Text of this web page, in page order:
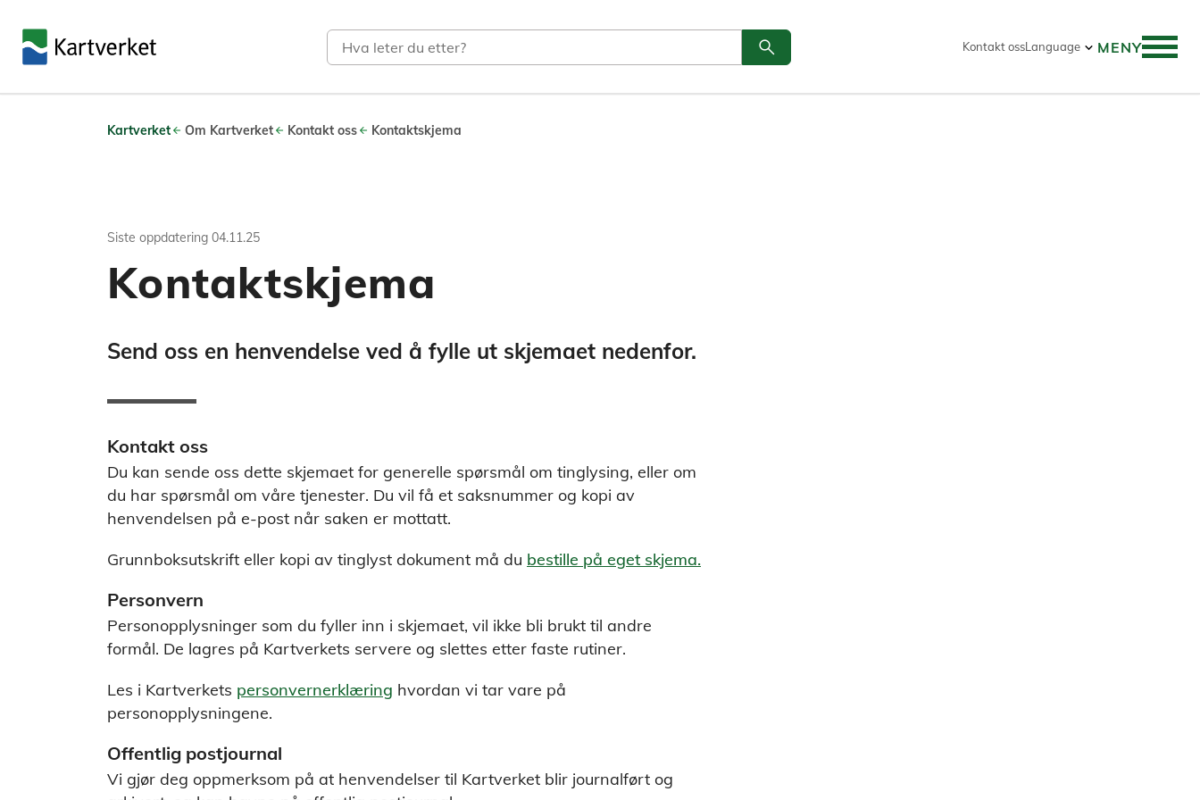
Søk
Søk
search Kontakt ossLanguage MENY
Kartverket Om Kartverket Kontakt oss Kontaktskjema
Siste oppdatering 04.11.25
Kontaktskjema
Send oss en henvendelse ved å fylle ut skjemaet nedenfor.
Kontakt oss
Du kan sende oss dette skjemaet for generelle spørsmål om tinglysing, eller om
du har spørsmål om våre tjenester. Du vil få et saksnummer og kopi av
henvendelsen på e-post når saken er mottatt.
Grunnboksutskrift eller kopi av tinglyst dokument må du bestille på eget skjema.
Personvern
Personopplysninger som du fyller inn i skjemaet, vil ikke bli brukt til andre
formål. De lagres på Kartverkets servere og slettes etter faste rutiner.
Les i Kartverkets personvernerklæring hvordan vi tar vare på
personopplysningene.
Offentlig postjournal
Vi gjør deg oppmerksom på at henvendelser til Kartverket blir journalført og